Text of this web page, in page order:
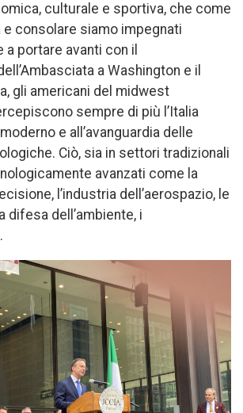
culturale e sportiva, che come
consolare siamo impegnati
portare avanti con il
a Washington e il
gli americani del midwest
sempre di più l’Italia
e all’avanguardia delle
Ciò, sia in settori tradizionali
avanzati come la
l’industria dell’aerospazio, le
difesa dell’ambiente, i